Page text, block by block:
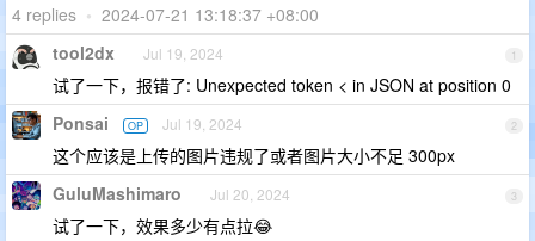
4 replies • 2024-07-21 13:18:37 +08:00
1
tool2dx Jul 19, 2024
试了一下，报错了: Unexpected token < in JSON at position 0
2
Ponsai OP Jul 19, 2024
这个应该是上传的图片违规了或者图片大小不足 300px
3
GuluMashimaro Jul 20, 2024
试了一下，效果多少有点拉😂